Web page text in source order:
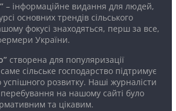
– інформаційне видання для людей,
основних трендів сільського
фокусі знаходяться, перш за все,
України.
створена для популяризації
сільське господарство підтримує
розвитку. Наші журналісти
на нашому сайті було
та цікавим.